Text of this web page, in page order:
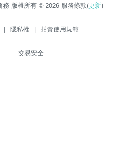
務 版權所有 © 2026 服務條款(更新)
| 隱私權 | 拍賣使用規範
交易安全